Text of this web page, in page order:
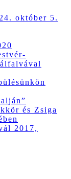
október 5.
és Zsiga
2017,